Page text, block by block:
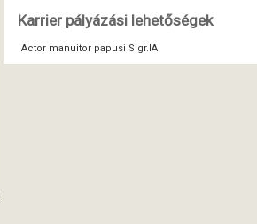
Karrier pályázási lehetőségek
Actor manuitor papusi S gr.IA